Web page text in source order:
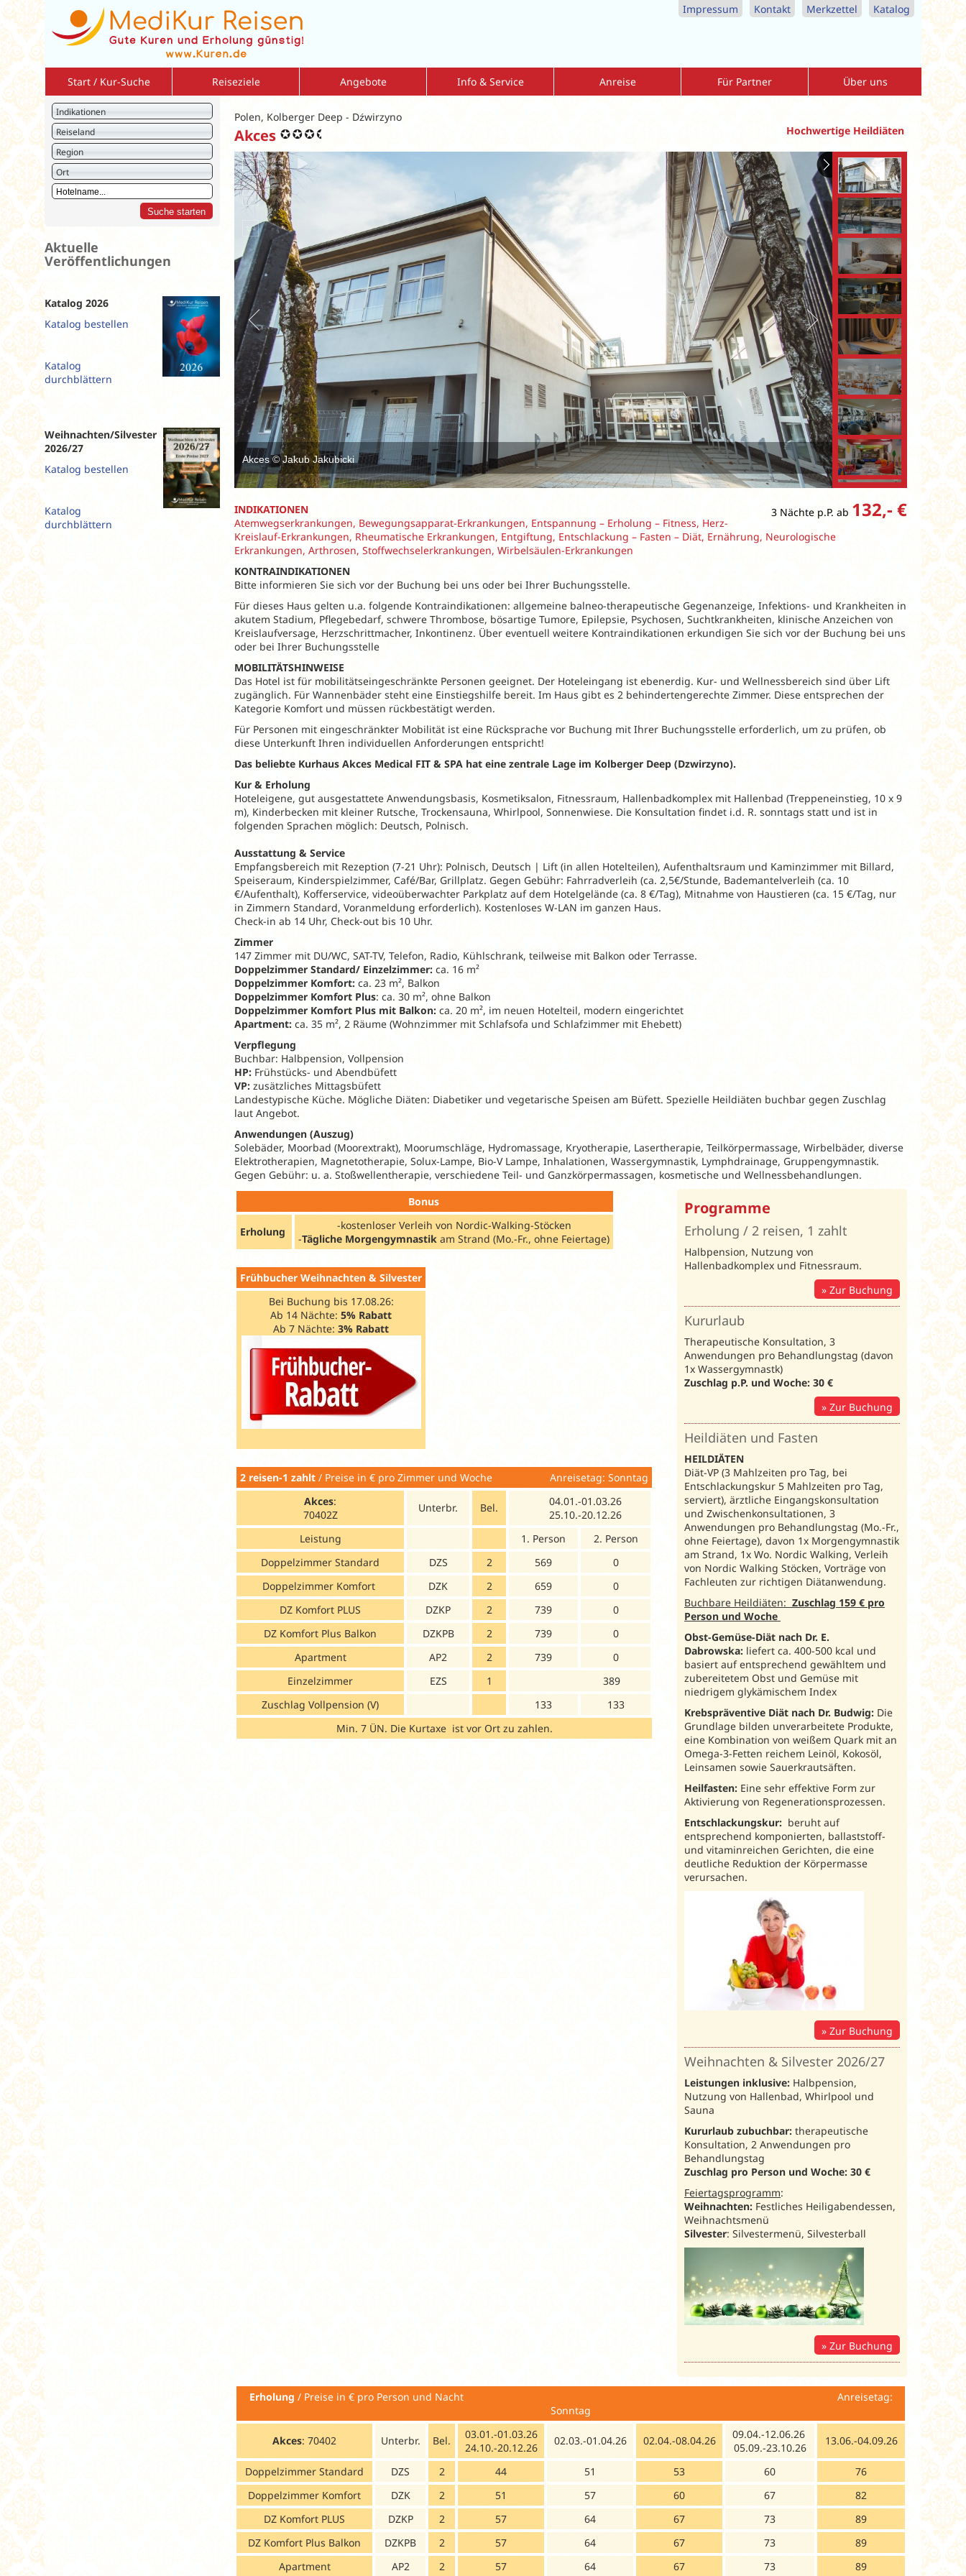
Impressum Kontakt Merkzettel Katalog
Start / Kur-Suche
Reiseziele
Bulgarien
Deutschland
Israel
Italien
Jordanien
Kreuzfahrten
Kroatien
Montenegro
Rumänien
Slowakei
Slowenien
Spanien
Tschechien
Angebote
Sonderangebote
2 reisen = 1 zahlt
Kuren nach Indikationen
Stärkung der Atemwege
Info & Service
Geschenkgutscheine
Newsletter
Aktuelle Informationen
Leitfaden Onlinebuchung
MediKur vor Ort
MediKur-App
Anreise
Für Partner
Katalogbestellung Reisebüros
Über uns
Allgemeine-Reisebedingungen
Datenschutzerklärung
Kontaktformular
MediKur Reisen
Indikationen
Reiseland
Region
Ort
Aktuelle
Veröffentlichungen
Katalog 2026
Katalog bestellen
Katalog
durchblättern
Weihnachten/Silvester
2026/27
Katalog bestellen
Katalog
durchblättern
Polen, Kolberger Deep - Dźwirzyno
Hochwertige Heildiäten
Akces
Akces © Jakub Jakubicki
3 Nächte p.P. ab 132,- €
INDIKATIONEN
Atemwegserkrankungen, Bewegungsapparat-Erkrankungen, Entspannung – Erholung – Fitness, Herz-
Kreislauf-Erkrankungen, Rheumatische Erkrankungen, Entgiftung, Entschlackung – Fasten – Diät, Ernährung, Neurologische
Erkrankungen, Arthrosen, Stoffwechselerkrankungen, Wirbelsäulen-Erkrankungen
KONTRAINDIKATIONEN
Bitte informieren Sie sich vor der Buchung bei uns oder bei Ihrer Buchungsstelle.
Für dieses Haus gelten u.a. folgende Kontraindikationen: allgemeine balneo-therapeutische Gegenanzeige, Infektions- und Krankheiten in
akutem Stadium, Pflegebedarf, schwere Thrombose, bösartige Tumore, Epilepsie, Psychosen, Suchtkrankheiten, klinische Anzeichen von
Kreislaufversage, Herzschrittmacher, Inkontinenz. Über eventuell weitere Kontraindikationen erkundigen Sie sich vor der Buchung bei uns
oder bei Ihrer Buchungsstelle
MOBILITÄTSHINWEISE
Das Hotel ist für mobilitätseingeschränkte Personen geeignet. Der Hoteleingang ist ebenerdig. Kur- und Wellnessbereich sind über Lift
zugänglich. Für Wannenbäder steht eine Einstiegshilfe bereit. Im Haus gibt es 2 behindertengerechte Zimmer. Diese entsprechen der
Kategorie Komfort und müssen rückbestätigt werden.
Für Personen mit eingeschränkter Mobilität ist eine Rücksprache vor Buchung mit Ihrer Buchungsstelle erforderlich, um zu prüfen, ob
diese Unterkunft Ihren individuellen Anforderungen entspricht!
Das beliebte Kurhaus Akces Medical FIT & SPA hat eine zentrale Lage im Kolberger Deep (Dzwirzyno).
Kur & Erholung
Hoteleigene, gut ausgestattete Anwendungsbasis, Kosmetiksalon, Fitnessraum, Hallenbadkomplex mit Hallenbad (Treppeneinstieg, 10 x 9
m), Kinderbecken mit kleiner Rutsche, Trockensauna, Whirlpool, Sonnenwiese. Die Konsultation findet i.d. R. sonntags statt und ist in
folgenden Sprachen möglich: Deutsch, Polnisch.
Ausstattung & Service
Empfangsbereich mit Rezeption (7-21 Uhr): Polnisch, Deutsch | Lift (in allen Hotelteilen), Aufenthaltsraum und Kaminzimmer mit Billard,
Speiseraum, Kinderspielzimmer, Café/Bar, Grillplatz. Gegen Gebühr: Fahrradverleih (ca. 2,5€/Stunde, Bademantelverleih (ca. 10
€/Aufenthalt), Kofferservice, videoüberwachter Parkplatz auf dem Hotelgelände (ca. 8 €/Tag), Mitnahme von Haustieren (ca. 15 €/Tag, nur
in Zimmern Standard, Voranmeldung erforderlich). Kostenloses W-LAN im ganzen Haus.
Check-in ab 14 Uhr, Check-out bis 10 Uhr.
Zimmer
147 Zimmer mit DU/WC, SAT-TV, Telefon, Radio, Kühlschrank, teilweise mit Balkon oder Terrasse.
Doppelzimmer Standard/ Einzelzimmer: ca. 16 m²
Doppelzimmer Komfort: ca. 23 m², Balkon
Doppelzimmer Komfort Plus: ca. 30 m², ohne Balkon
Doppelzimmer Komfort Plus mit Balkon: ca. 20 m², im neuen Hotelteil, modern eingerichtet
Apartment: ca. 35 m², 2 Räume (Wohnzimmer mit Schlafsofa und Schlafzimmer mit Ehebett)
Verpflegung
Buchbar: Halbpension, Vollpension
HP: Frühstücks- und Abendbüfett
VP: zusätzliches Mittagsbüfett
Landestypische Küche. Mögliche Diäten: Diabetiker und vegetarische Speisen am Büfett. Spezielle Heildiäten buchbar gegen Zuschlag
laut Angebot.
Anwendungen (Auszug)
Solebäder, Moorbad (Moorextrakt), Moorumschläge, Hydromassage, Kryotherapie, Lasertherapie, Teilkörpermassage, Wirbelbäder, diverse
Elektrotherapien, Magnetotherapie, Solux-Lampe, Bio-V Lampe, Inhalationen, Wassergymnastik, Lymphdrainage, Gruppengymnastik.
Gegen Gebühr: u. a. Stoßwellentherapie, verschiedene Teil- und Ganzkörpermassagen, kosmetische und Wellnessbehandlungen.
Programme
Erholung / 2 reisen, 1 zahlt
Halbpension, Nutzung von
Hallenbadkomplex und Fitnessraum.
Zur Buchung
Kururlaub
Therapeutische Konsultation, 3
Anwendungen pro Behandlungstag (davon
1x Wassergymnastk)
Zuschlag p.P. und Woche: 30 €
Zur Buchung
Heildiäten und Fasten
HEILDIÄTEN
Diät-VP (3 Mahlzeiten pro Tag, bei
Entschlackungskur 5 Mahlzeiten pro Tag,
serviert), ärztliche Eingangskonsultation
und Zwischenkonsultationen, 3
Anwendungen pro Behandlungstag (Mo.-Fr.,
ohne Feiertage), davon 1x Morgengymnastik
am Strand, 1x Wo. Nordic Walking, Verleih
von Nordic Walking Stöcken, Vorträge von
Fachleuten zur richtigen Diätanwendung.
Buchbare Heildiäten: Zuschlag 159 € pro
Person und Woche
Obst-Gemüse-Diät nach Dr. E.
Dabrowska: liefert ca. 400-500 kcal und
basiert auf entsprechend gewähltem und
zubereitetem Obst und Gemüse mit
niedrigem glykämischem Index
Krebspräventive Diät nach Dr. Budwig: Die
Grundlage bilden unverarbeitete Produkte,
eine Kombination von weißem Quark mit an
Omega-3-Fetten reichem Leinöl, Kokosöl,
Leinsamen sowie Sauerkrautsäften.
Heilfasten: Eine sehr effektive Form zur
Aktivierung von Regenerationsprozessen.
Entschlackungskur: beruht auf
entsprechend komponierten, ballaststoff-
und vitaminreichen Gerichten, die eine
deutliche Reduktion der Körpermasse
verursachen.
Zur Buchung
Weihnachten & Silvester 2026/27
Leistungen inklusive: Halbpension,
Nutzung von Hallenbad, Whirlpool und
Sauna
Kururlaub zubuchbar: therapeutische
Konsultation, 2 Anwendungen pro
Behandlungstag
Zuschlag pro Person und Woche: 30 €
Feiertagsprogramm:
Weihnachten: Festliches Heiligabendessen,
Weihnachtsmenü
Silvester: Silvestermenü, Silvesterball
Zur Buchung
Bonus
Erholung
-kostenloser Verleih von Nordic-Walking-Stöcken
-Tägliche Morgengymnastik am Strand (Mo.-Fr., ohne Feiertage)
Frühbucher Weihnachten & Silvester
Bei Buchung bis 17.08.26:
Ab 14 Nächte: 5% Rabatt
Ab 7 Nächte: 3% Rabatt
2 reisen-1 zahlt / Preise in € pro Zimmer und Woche Anreisetag: Sonntag
Akces:
70402Z
Unterbr. Bel.
04.01.-01.03.26
25.10.-20.12.26
Leistung
1. Person
2. Person
Doppelzimmer Standard
DZS 2 569
0
Doppelzimmer Komfort
DZK 2 659
0
DZ Komfort PLUS
DZKP 2 739
0
DZ Komfort Plus Balkon
DZKPB 2 739
0
Apartment
AP2 2 739
0
Einzelzimmer
EZS 1
389
Zuschlag Vollpension (V)
133
133
Min. 7 ÜN. Die Kurtaxe ist vor Ort zu zahlen.
Erholung / Preise in € pro Person und Nacht
Anreisetag:
Sonntag
Akces: 70402 Unterbr. Bel.
03.01.-01.03.26
24.10.-20.12.26
02.03.-01.04.26 02.04.-08.04.26
09.04.-12.06.26
05.09.-23.10.26
13.06.-04.09.26
Doppelzimmer Standard DZS 2 44 51 53 60
76
Doppelzimmer Komfort
DZK 2 51 57 60 67
82
DZ Komfort PLUS
DZKP 2 57 64 67 73
89
DZ Komfort Plus Balkon
DZKPB 2 57 64 67 73
89
Apartment
AP2 2 57 64 67 73 89